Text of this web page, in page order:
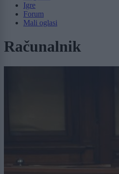
Igre
Forum
Mali oglasi
Računalnik